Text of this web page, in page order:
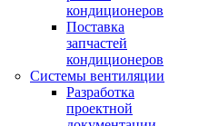
кондиционеров
Поставка
запчастей
кондиционеров
Системы вентиляции
Разработка
проектной